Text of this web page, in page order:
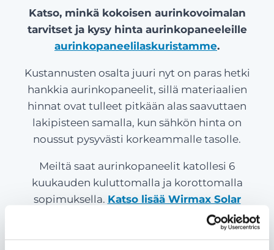
Katso, minkä kokoisen aurinkovoimalan
tarvitset ja kysy hinta aurinkopaneeleille
aurinkopaneelilaskuristamme.
Kustannusten osalta juuri nyt on paras hetki
hankkia aurinkopaneelit, sillä materiaalien
hinnat ovat tulleet pitkään alas saavuttaen
lakipisteen samalla, kun sähkön hinta on
noussut pysyvästi korkeammalle tasolle.
Meiltä saat aurinkopaneelit katollesi 6
kuukauden kuluttomalla ja korottomalla
sopimuksella. Katso lisää Wirmax Solar